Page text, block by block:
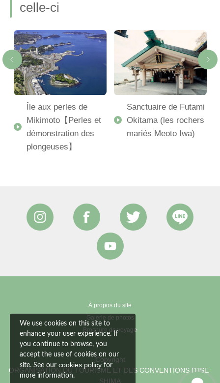
celle-ci
Île aux perles de
Mikimoto【Perles et
démonstration des
plongeuses】
Sanctuaire de Futami
Okitama (les rochers
mariés Meoto Iwa)
À propos du site
Galerie de photos
Brochure de voyage
Copyright
ORGANISATION DU TOURISME ET DES CONVENTIONS D'ISE-
SHIMA
We use cookies on this site to
enhance your user experience. If
you continue to browse, you
accept the use of cookies on our
site. See our cookies policy for
more information.